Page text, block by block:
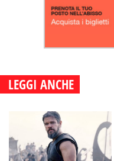
LEGGI ANCHE